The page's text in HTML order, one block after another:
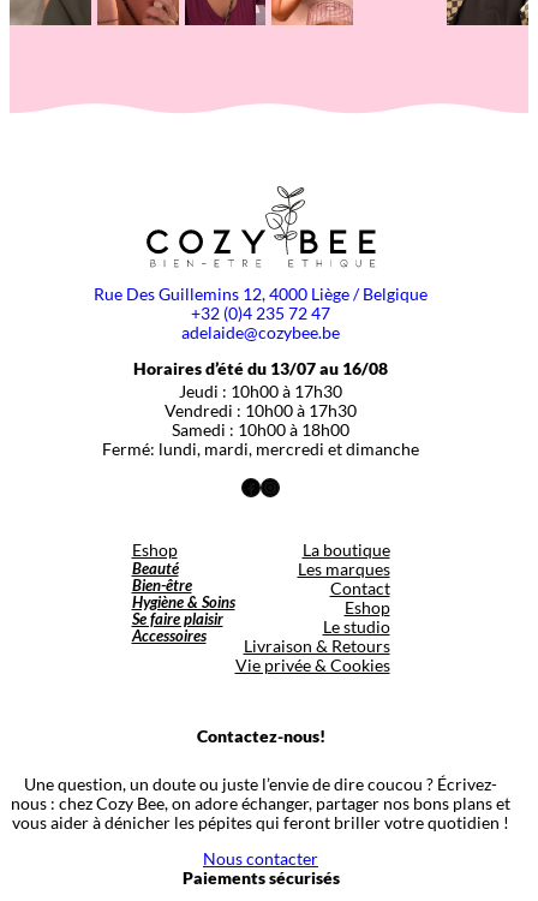
Rue Des Guillemins 12, 4000 Liège / Belgique
+32 (0)4 235 72 47
adelaide@cozybee.be
Horaires d’été du 13/07 au 16/08
Jeudi : 10h00 à 17h30
Vendredi : 10h00 à 17h30
Samedi : 10h00 à 18h00
Fermé: lundi, mardi, mercredi et dimanche
Facebook
Instagram
Eshop
Beauté
Bien-être
Hygiène & Soins
Se faire plaisir
Accessoires
La boutique
Les marques
Contact
Eshop
Le studio
Livraison & Retours
Vie privée & Cookies
Contactez-nous!
Une question, un doute ou juste l’envie de dire coucou ? Écrivez-
nous : chez Cozy Bee, on adore échanger, partager nos bons plans et
vous aider à dénicher les pépites qui feront briller votre quotidien !
Nous contacter
Paiements sécurisés